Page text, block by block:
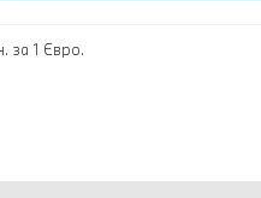
за 1 Євро.